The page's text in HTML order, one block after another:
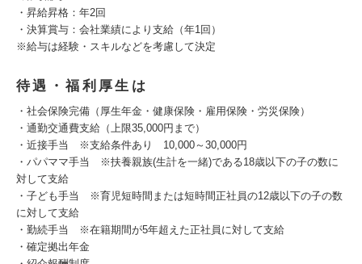
・昇給昇格：年2回
・決算賞与：会社業績により支給（年1回）
※給与は経験・スキルなどを考慮して決定
待遇・福利厚生は
・社会保険完備（厚生年金・健康保険・雇用保険・労災保険）
・通勤交通費支給（上限35,000円まで）
・近接手当 ※支給条件あり 10,000～30,000円
・パパママ手当 ※扶養親族(生計を一緒)である18歳以下の子の数に
対して支給
・子ども手当 ※育児短時間または短時間正社員の12歳以下の子の数
に対して支給
・勤続手当 ※在籍期間が5年超えた正社員に対して支給
・確定拠出年金